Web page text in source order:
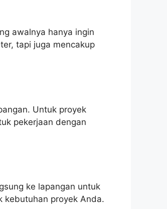
awalnya hanya ingin
tapi juga mencakup
Untuk proyek
pekerjaan dengan
ke lapangan untuk
kebutuhan proyek Anda.